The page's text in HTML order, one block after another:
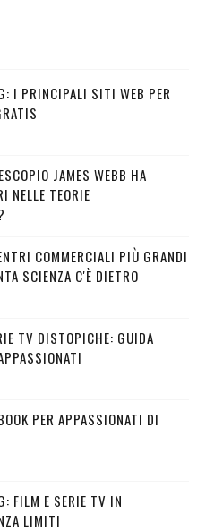
I PRINCIPALI SITI WEB PER
JAMES WEBB HA
NELLE TEORIE
COMMERCIALI PIÙ GRANDI
SCIENZA C'È DIETRO
TV DISTOPICHE: GUIDA
PER APPASSIONATI DI
FILM E SERIE TV IN
LIMITI